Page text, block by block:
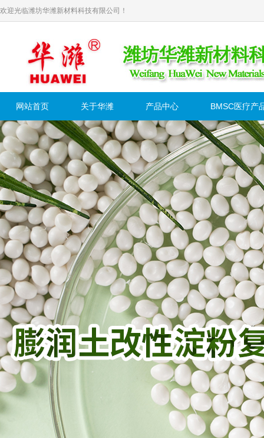
欢迎光临潍坊华潍新材料科技有限公司！
网站首页 关于华潍 产品中心 BMSC医疗产